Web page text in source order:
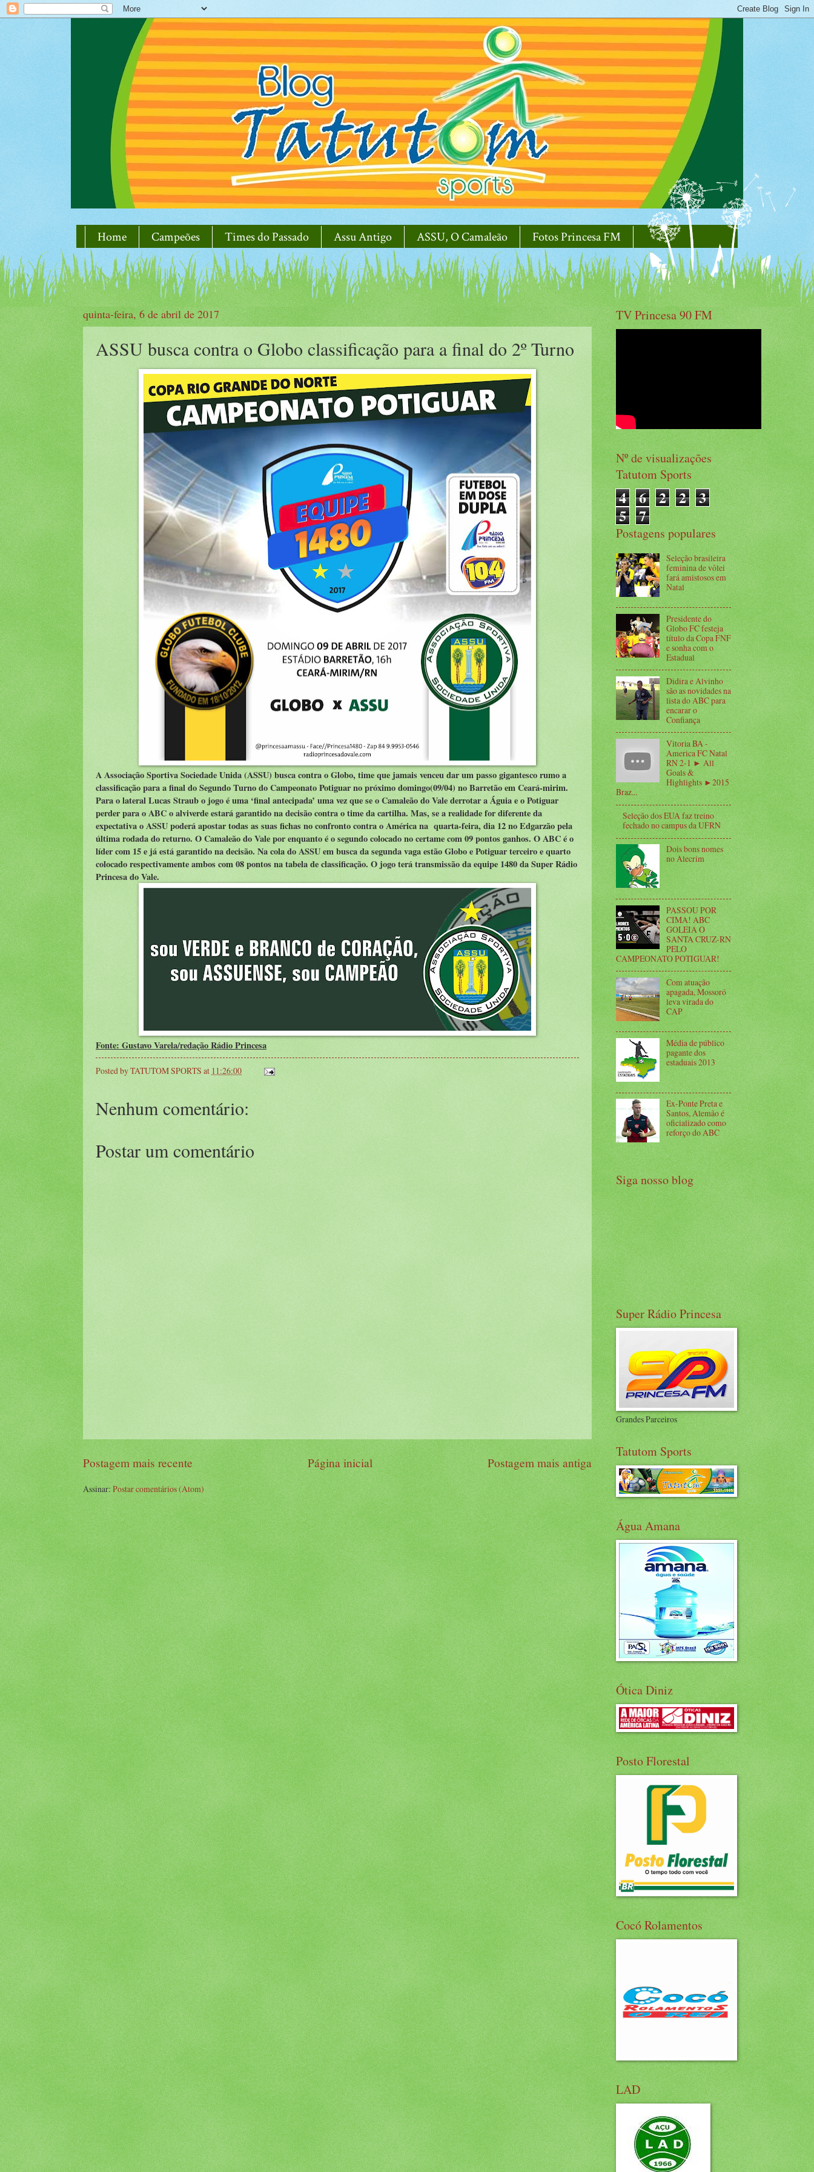
Home Campeões Times do Passado Assu Antigo ASSU, O Camaleão Fotos Princesa FM
quinta-feira, 6 de abril de 2017
ASSU busca contra o Globo classificação para a final do 2º Turno
A Associação Sportiva Sociedade Unida (ASSU) busca contra o Globo, time que jamais venceu dar um passo gigantesco rumo a
classificação para a final do Segundo Turno do Campeonato Potiguar no próximo domingo(09/04) no Barretão em Ceará-mirim.
Para o lateral Lucas Straub o jogo é uma ‘final antecipada’ uma vez que se o Camaleão do Vale derrotar a Águia e o Potiguar
perder para o ABC o alviverde estará garantido na decisão contra o time da cartilha. Mas, se a realidade for diferente da
expectativa o ASSU poderá apostar todas as suas fichas no confronto contra o América na quarta-feira, dia 12 no Edgarzão pela
última rodada do returno. O Camaleão do Vale por enquanto é o segundo colocado no certame com 09 pontos ganhos. O ABC é o
líder com 15 e já está garantido na decisão. Na cola do ASSU em busca da segunda vaga estão Globo e Potiguar terceiro e quarto
colocado respectivamente ambos com 08 pontos na tabela de classificação. O jogo terá transmissão da equipe 1480 da Super Rádio
Princesa do Vale.
Fonte: Gustavo Varela/redação Rádio Princesa
Posted byTATUTOM SPORTS at 11:26:00
Nenhum comentário:
Postar um comentário
Postagem mais recente Postagem mais antiga
Página inicial
Assinar:Postar comentários (Atom)
TV Princesa 90 FM
Nº de visualizações
Tatutom Sports
4 6 2 2 3
5 7
Postagens populares
Seleção brasileira
feminina de vôlei
fará amistosos em
Natal
Presidente do
Globo FC festeja
título da Copa FNF
e sonha com o
Estadual
Didira e Alvinho
são as novidades na
lista do ABC para
encarar o
Confiança
Vitoria BA -
America FC Natal
RN 2-1 ► All
Goals &
Highlights ►2015
Braz...
Seleção dos EUA faz treino
fechado no campus da UFRN
Dois bons nomes
no Alecrim
PASSOU POR
CIMA! ABC
GOLEIA O
SANTA CRUZ-RN
PELO
CAMPEONATO POTIGUAR!
Com atuação
apagada, Mossoró
leva virada do
CAP
Média de público
pagante dos
estaduais 2013
Ex-Ponte Preta e
Santos, Alemão é
oficializado como
reforço do ABC
Siga nosso blog
Super Rádio Princesa
Grandes Parceiros
Tatutom Sports
Água Amana
Ótica Diniz
Posto Florestal
Cocó Rolamentos
LAD